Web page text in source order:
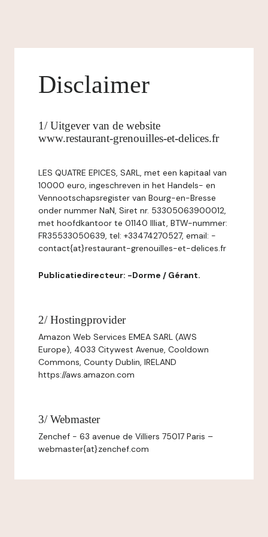
Disclaimer
1/ Uitgever van de website
www.restaurant-grenouilles-et-delices.fr
LES QUATRE EPICES, SARL, met een kapitaal van
10000 euro, ingeschreven in het Handels- en
Vennootschapsregister van Bourg-en-Bresse
onder nummer NaN, Siret nr. 53305063900012,
met hoofdkantoor te 01140 Illiat, BTW-nummer:
FR35533050639, tel: +33474270527, email: -
contact{at}restaurant-grenouilles-et-delices.fr
Publicatiedirecteur: -Dorme / Gérant.
2/ Hostingprovider
Amazon Web Services EMEA SARL (AWS
Europe), 4033 Citywest Avenue, Cooldown
Commons, County Dublin, IRELAND
https://aws.amazon.com
3/ Webmaster
Zenchef - 63 avenue de Villiers 75017 Paris –
webmaster{at}zenchef.com